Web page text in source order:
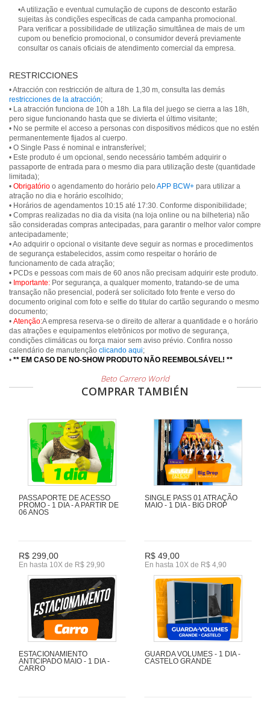
•A utilização e eventual cumulação de cupons de desconto estarão
sujeitas às condições específicas de cada campanha promocional.
Para verificar a possibilidade de utilização simultânea de mais de um
cupom ou benefício promocional, o consumidor deverá previamente
consultar os canais oficiais de atendimento comercial da empresa.
RESTRICCIONES
• Atracción con restricción de altura de 1,30 m, consulta las demás
restricciones de la atracción;
• La atracción funciona de 10h a 18h. La fila del juego se cierra a las 18h,
pero sigue funcionando hasta que se divierta el último visitante;
• No se permite el acceso a personas con dispositivos médicos que no estén
permanentemente fijados al cuerpo.
• O Single Pass é nominal e intransferível;
• Este produto é um opcional, sendo necessário também adquirir o
passaporte de entrada para o mesmo dia para utilização deste (quantidade
limitada);
• Obrigatório o agendamento do horário pelo APP BCW+ para utilizar a
atração no dia e horário escolhido;
• Horários de agendamentos 10:15 até 17:30. Conforme disponibilidade;
• Compras realizadas no dia da visita (na loja online ou na bilheteria) não
são consideradas compras antecipadas, para garantir o melhor valor compre
antecipadamente;
• Ao adquirir o opcional o visitante deve seguir as normas e procedimentos
de segurança estabelecidos, assim como respeitar o horário de
funcionamento de cada atração;
• PCDs e pessoas com mais de 60 anos não precisam adquirir este produto.
• Importante: Por segurança, a qualquer momento, tratando-se de uma
transação não presencial, poderá ser solicitado foto frente e verso do
documento original com foto e selfie do titular do cartão segurando o mesmo
documento;
• Atenção:A empresa reserva-se o direito de alterar a quantidade e o horário
das atrações e equipamentos eletrônicos por motivo de segurança,
condições climáticas ou força maior sem aviso prévio. Confira nosso
calendário de manutenção clicando aqui;
• ** EM CASO DE NO-SHOW PRODUTO NÃO REEMBOLSÁVEL! **
Beto Carrero World
COMPRAR TAMBIÉN
PASSAPORTE DE ACESSO
PROMO - 1 DIA - A PARTIR DE
06 ANOS
R$ 299,00
En hasta 10X de R$ 29,90
SINGLE PASS 01 ATRAÇÃO
MAIO - 1 DIA - BIG DROP
R$ 49,00
En hasta 10X de R$ 4,90
ESTACIONAMIENTO
ANTICIPADO MAIO - 1 DIA -
CARRO
GUARDA VOLUMES - 1 DIA -
CASTELO GRANDE